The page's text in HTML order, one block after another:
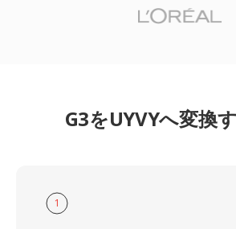
G3をUYVYへ変換
1